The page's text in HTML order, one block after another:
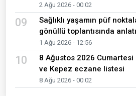
2 Ağu 2026 - 00:02
09
Sağlıklı yaşamın püf
gönüllü toplantısında
1 Ağu 2026 - 12:56
10
8 Ağustos 2026 Cumartesi
ve Kepez eczane listesi
8 Ağu 2026 - 00:02